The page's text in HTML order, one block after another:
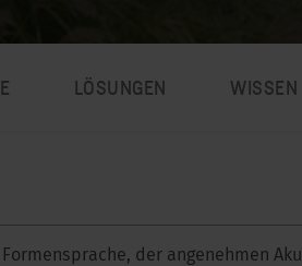
LÖSUNGEN WISSEN
der angenehmen